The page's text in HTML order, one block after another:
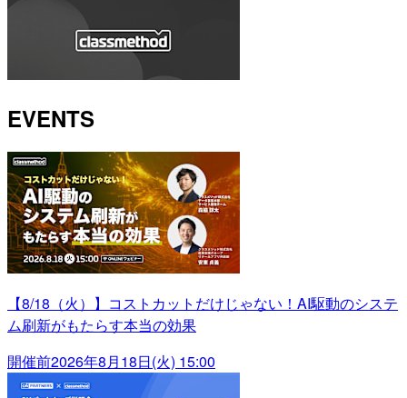
EVENTS
【8/18（火）】コストカットだけじゃない！AI駆動のシステ
ム刷新がもたらす本当の効果
開催前2026年8月18日(火) 15:00